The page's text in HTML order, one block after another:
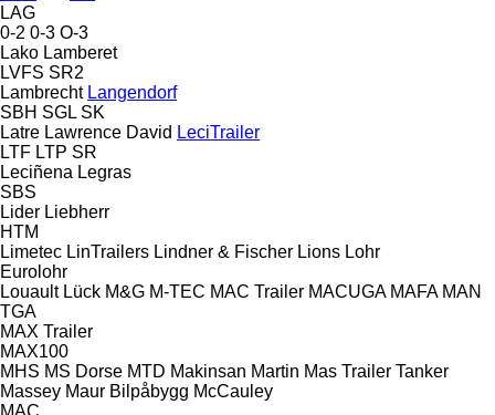
LAG
0-2 0-3 O-3
Lako Lamberet
LVFS SR2
Lambrecht Langendorf
SBH SGL SK
Latre Lawrence David LeciTrailer
LTF LTP SR
Leciñena Legras
SBS
Lider Liebherr
HTM
Limetec LinTrailers Lindner & Fischer Lions Lohr
Eurolohr
Louault Lück M&G M-TEC MAC Trailer MACUGA MAFA MAN
TGA
MAX Trailer
MAX100
MHS MS Dorse MTD Makinsan Martin Mas Trailer Tanker
Massey Maur Bilpåbygg McCauley
MAC